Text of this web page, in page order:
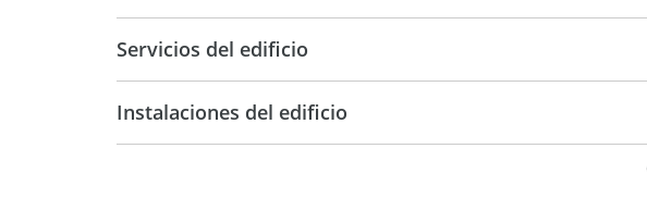
Categoria
Excelente
Servicios del edificio
Instalaciones del edificio